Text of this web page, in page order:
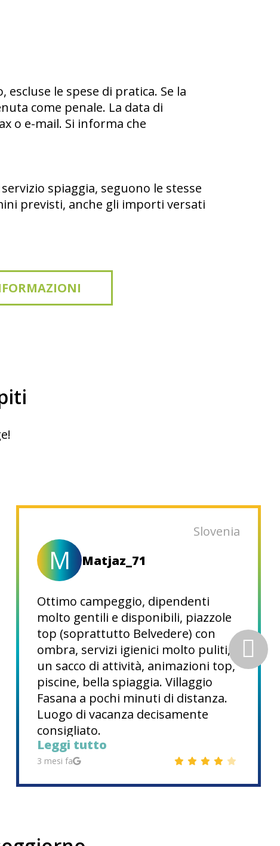
le spese di pratica. Se la
come penale. La data di
o e-mail. Si informa che
spiaggia, seguono le stesse
previsti, anche gli importi versati
Slovenia
M Matjaz_71
Ottimo campeggio, dipendenti
molto gentili e disponibili, piazzole
top (soprattutto Belvedere) con
ombra, servizi igienici molto puliti,
un sacco di attività, animazioni top,
piscine, bella spiaggia. Villaggio
Fasana a pochi minuti di distanza.
Luogo di vacanza decisamente
consigliato.
Leggi tutto
3 mesi fa